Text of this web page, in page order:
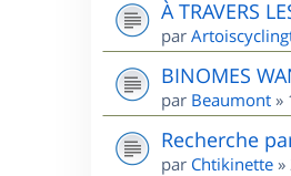
À TRAVERS
par
BINOMES
par Beaumont »
Recherche
par Chtikinette »